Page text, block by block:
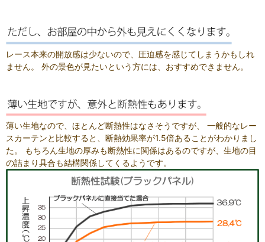
レース本来の開放感は少ないので、圧迫感を感じてしまうかもしれ
ません。 外の景色が見たいという方には、おすすめできません。
薄い生地なので、ほとんど断熱性はなさそうですが、 一般的なレー
スカーテンと比較すると、断熱効果率が1.5倍あることがわかりまし
た。 もちろん生地の厚みも断熱性に関係はあるのですが、生地の目
の詰まり具合も結構関係してくるようです。